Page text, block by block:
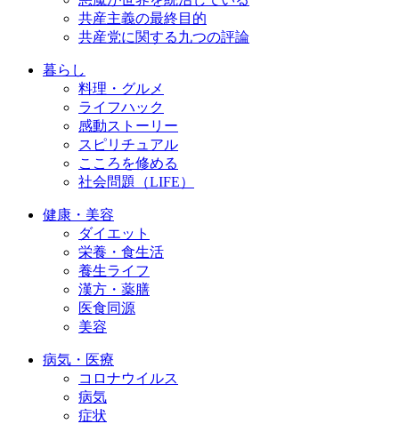
共産主義の最終目的
共産党に関する九つの評論
暮らし
料理・グルメ
ライフハック
感動ストーリー
スピリチュアル
こころを修める
社会問題（LIFE）
健康・美容
ダイエット
栄養・食生活
養生ライフ
漢方・薬膳
医食同源
美容
病気・医療
コロナウイルス
病気
症状